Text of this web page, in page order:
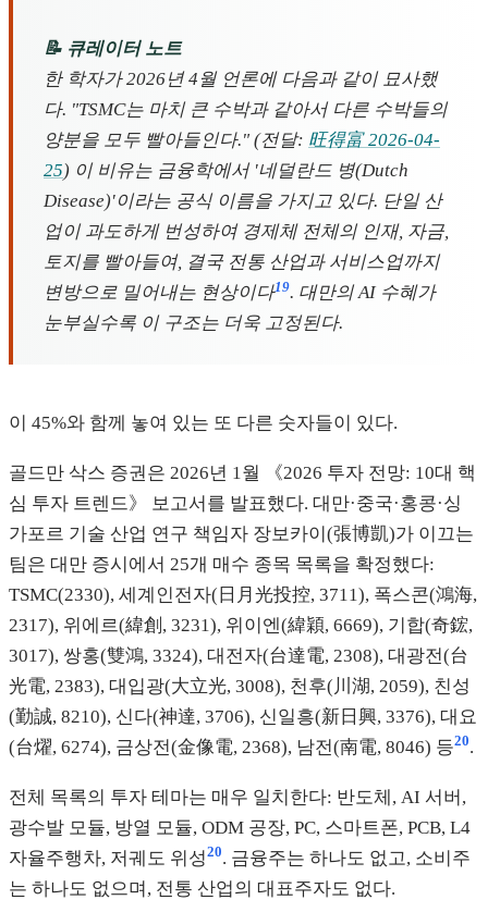
📝 큐레이터 노트
한 학자가 2026년 4월 언론에 다음과 같이 묘사했
다. "TSMC는 마치 큰 수박과 같아서 다른 수박들의
양분을 모두 빨아들인다." (전달: 旺得富 2026-04-
25) 이 비유는 금융학에서 '네덜란드 병(Dutch
Disease)'이라는 공식 이름을 가지고 있다. 단일 산
업이 과도하게 번성하여 경제체 전체의 인재, 자금,
토지를 빨아들여, 결국 전통 산업과 서비스업까지
변방으로 밀어내는 현상이다19. 대만의 AI 수혜가
눈부실수록 이 구조는 더욱 고정된다.
이 45%와 함께 놓여 있는 또 다른 숫자들이 있다.
골드만 삭스 증권은 2026년 1월 《2026 투자 전망: 10대 핵
심 투자 트렌드》 보고서를 발표했다. 대만·중국·홍콩·싱
가포르 기술 산업 연구 책임자 장보카이(張博凱)가 이끄는
팀은 대만 증시에서 25개 매수 종목 목록을 확정했다:
TSMC(2330), 세계인전자(日月光投控, 3711), 폭스콘(鴻海,
2317), 위에르(緯創, 3231), 위이엔(緯穎, 6669), 기합(奇鋐,
3017), 쌍홍(雙鴻, 3324), 대전자(台達電, 2308), 대광전(台
光電, 2383), 대입광(大立光, 3008), 천후(川湖, 2059), 친성
(勤誠, 8210), 신다(神達, 3706), 신일흥(新日興, 3376), 대요
(台燿, 6274), 금상전(金像電, 2368), 남전(南電, 8046) 등20.
전체 목록의 투자 테마는 매우 일치한다: 반도체, AI 서버,
광수발 모듈, 방열 모듈, ODM 공장, PC, 스마트폰, PCB, L4
자율주행차, 저궤도 위성20. 금융주는 하나도 없고, 소비주
는 하나도 없으며, 전통 산업의 대표주자도 없다.